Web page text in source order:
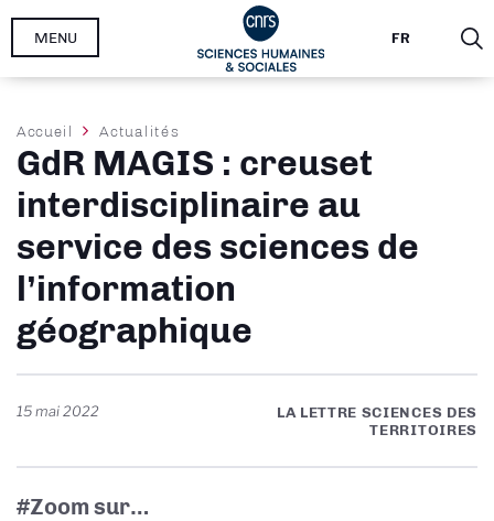
Aller
FR
MENU
Fil
d'Ariane
Accueil Actualités
GdR MAGIS : creuset
interdisciplinaire au
service des sciences de
l’information
géographique
15 mai 2022
LA LETTRE SCIENCES DES
TERRITOIRES
#Zoom sur…